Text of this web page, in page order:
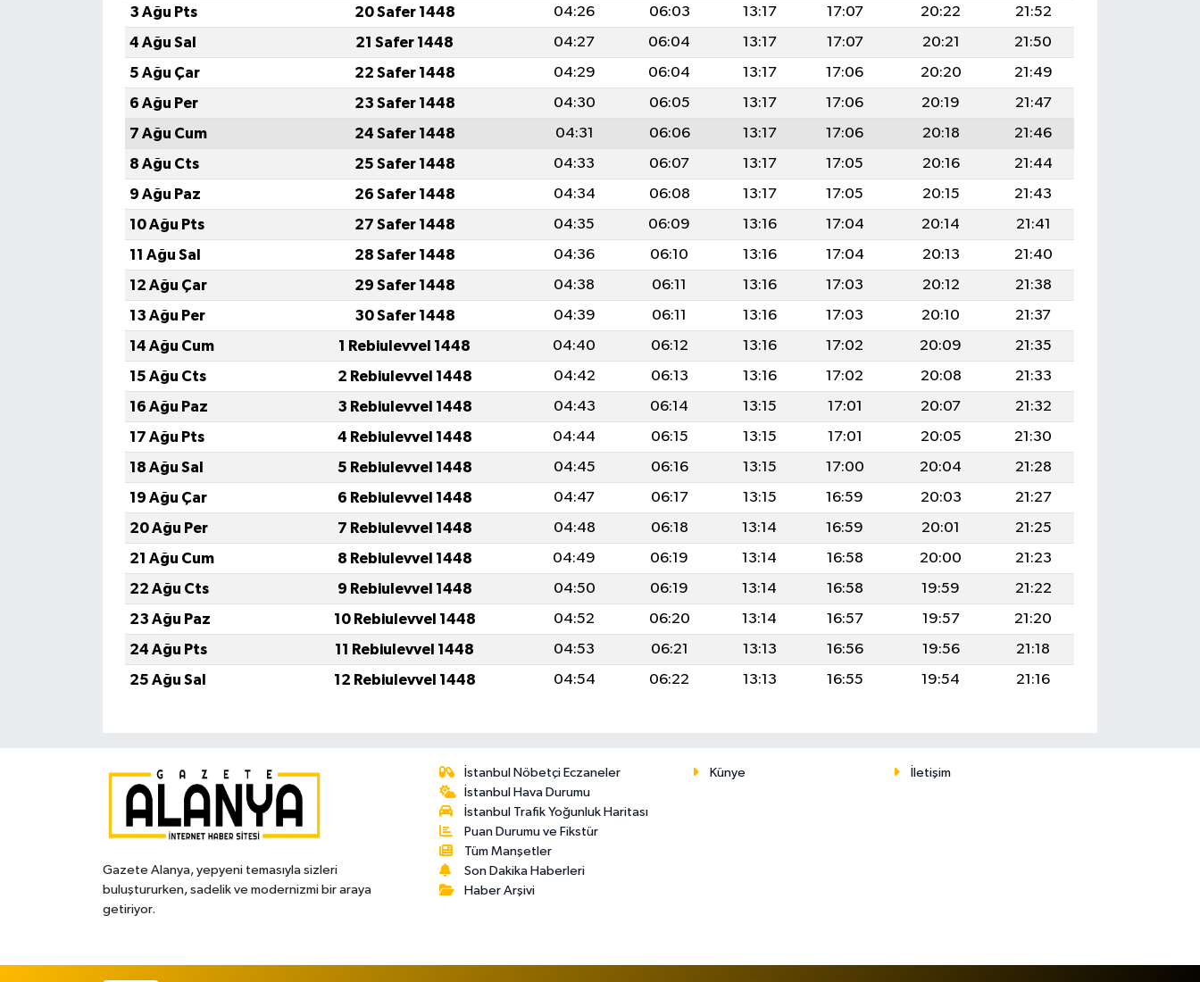
3 Ağu Pts
20 Safer 1448 04:26 06:03 13:17 17:07 20:22
21:52
4 Ağu Sal
21 Safer 1448 04:27 06:04 13:17 17:07 20:21
21:50
5 Ağu Çar
22 Safer 1448 04:29 06:04 13:17 17:06 20:20
21:49
6 Ağu Per
23 Safer 1448 04:30 06:05 13:17 17:06 20:19
21:47
7 Ağu Cum
24 Safer 1448 04:31 06:06 13:17 17:06 20:18
21:46
8 Ağu Cts
25 Safer 1448 04:33 06:07 13:17 17:05 20:16
21:44
9 Ağu Paz
26 Safer 1448 04:34 06:08 13:17 17:05 20:15
21:43
10 Ağu Pts
27 Safer 1448 04:35 06:09 13:16 17:04 20:14
21:41
11 Ağu Sal
28 Safer 1448 04:36 06:10 13:16 17:04 20:13
21:40
12 Ağu Çar
29 Safer 1448 04:38 06:11 13:16 17:03 20:12
21:38
13 Ağu Per
30 Safer 1448 04:39 06:11 13:16 17:03 20:10
21:37
14 Ağu Cum
1 Rebiulevvel 1448 04:40 06:12 13:16 17:02 20:09
21:35
15 Ağu Cts
2 Rebiulevvel 1448 04:42 06:13 13:16 17:02 20:08
21:33
16 Ağu Paz
3 Rebiulevvel 1448 04:43 06:14 13:15 17:01 20:07
21:32
17 Ağu Pts
4 Rebiulevvel 1448 04:44 06:15 13:15 17:01 20:05
21:30
18 Ağu Sal
5 Rebiulevvel 1448 04:45 06:16 13:15 17:00 20:04
21:28
19 Ağu Çar
6 Rebiulevvel 1448 04:47 06:17 13:15 16:59 20:03
21:27
20 Ağu Per
7 Rebiulevvel 1448 04:48 06:18 13:14 16:59 20:01
21:25
21 Ağu Cum
8 Rebiulevvel 1448 04:49 06:19 13:14 16:58 20:00
21:23
22 Ağu Cts
9 Rebiulevvel 1448 04:50 06:19 13:14 16:58 19:59
21:22
23 Ağu Paz
10 Rebiulevvel 1448 04:52 06:20 13:14 16:57 19:57
21:20
24 Ağu Pts
11 Rebiulevvel 1448 04:53 06:21 13:13 16:56 19:56
21:18
25 Ağu Sal
12 Rebiulevvel 1448 04:54 06:22 13:13 16:55 19:54 21:16
Gazete Alanya, yepyeni temasıyla sizleri
buluştururken, sadelik ve modernizmi bir araya
getiriyor.
İstanbul Nöbetçi Eczaneler
İstanbul Hava Durumu
İstanbul Trafik Yoğunluk Haritası
Puan Durumu ve Fikstür
Tüm Manşetler
Son Dakika Haberleri
Haber Arşivi
Künye İletişim